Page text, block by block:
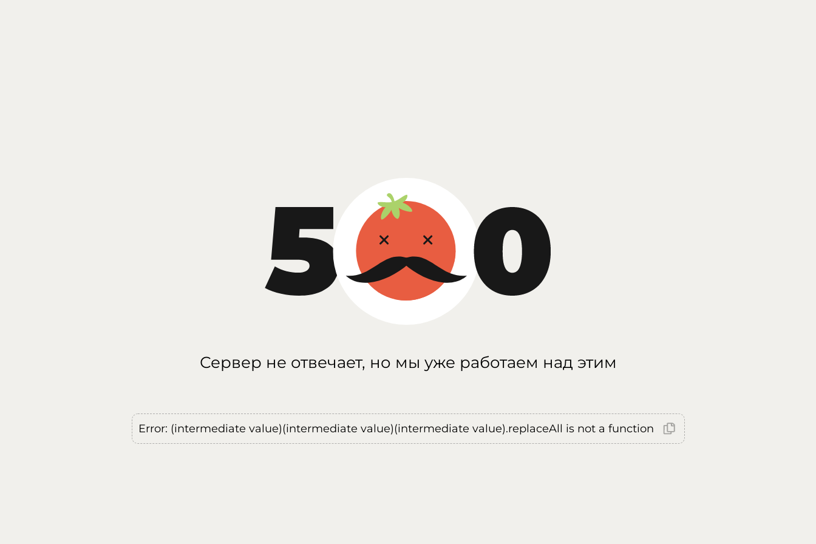
Сервер не отвечает, но мы уже работаем над этим
Error: (intermediate value)(intermediate value)(intermediate value).replaceAll is not a function